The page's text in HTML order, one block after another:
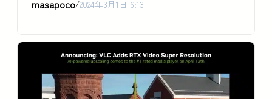
masapoco/2024年3月1日 6:13